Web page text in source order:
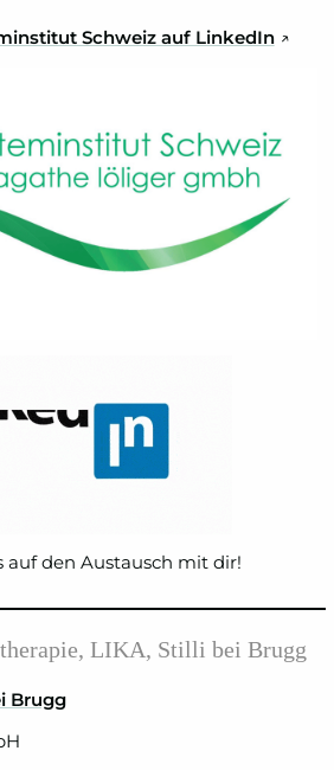
Schweiz auf LinkedIn↗️
auf den Austausch mit dir!
LIKA, Stilli bei Brugg